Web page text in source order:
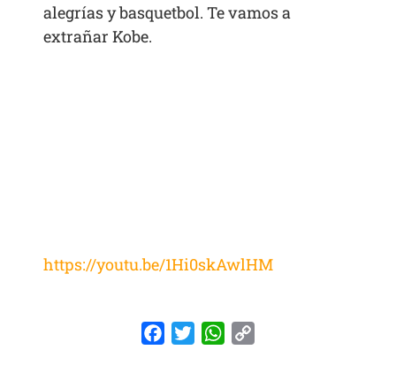
alegrías y basquetbol. Te vamos a
extrañar Kobe.
https://youtu.be/1Hi0skAwlHM
FacebookTwitterWhatsApp